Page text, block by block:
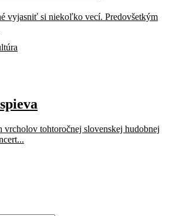
vyjasniť si niekoľko vecí. Predovšetkým
vrcholov tohtoročnej slovenskej hudobnej